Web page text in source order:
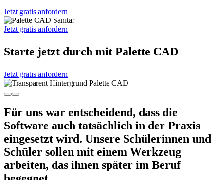
Jetzt gratis anfordern
Jetzt gratis anfordern
Starte jetzt durch mit Palette CAD
Jetzt gratis anfordern
Für uns war entscheidend, dass die
Software auch tatsächlich in der Praxis
eingesetzt wird. Unsere Schülerinnen und
Schüler sollen mit einem Werkzeug
arbeiten, das ihnen später im Beruf